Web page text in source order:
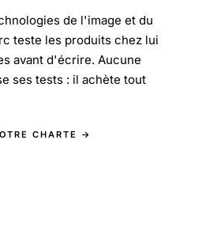
de l'image et du
teste les produits chez lui
avant d'écrire. Aucune
ses tests : il achète tout
CHARTE →